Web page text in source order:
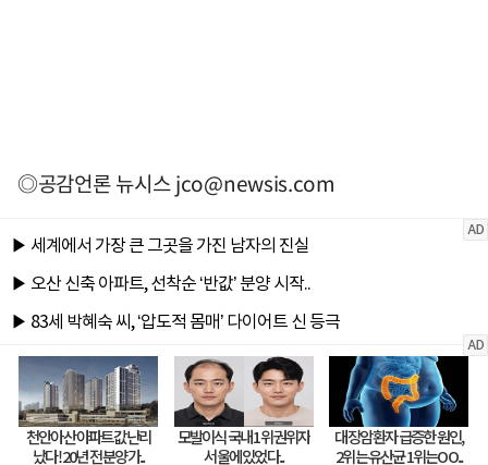
◎공감언론 뉴시스jco@newsis.com